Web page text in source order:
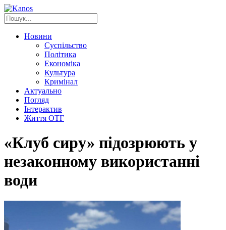
Новини
Суспільство
Політика
Економіка
Культура
Кримінал
Актуально
Погляд
Інтерактив
Життя ОТГ
«Клуб сиру» підозрюють у
незаконному використанні
води